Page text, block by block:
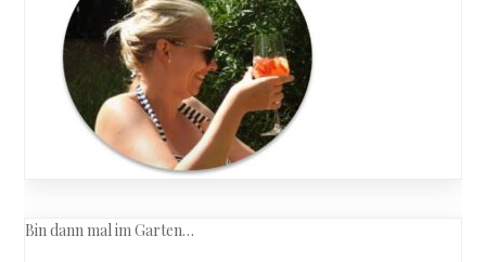
Bin dann mal im Garten…